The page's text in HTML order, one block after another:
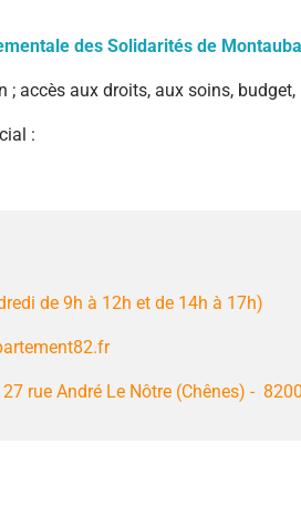
des Solidarités de
accès aux droits, aux soins,
:
de 9h à 12h et de 14h à 17h)
rue André Le Nôtre (Chênes) -